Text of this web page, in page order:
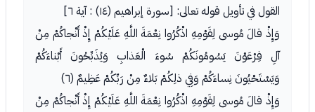
القول في تأويل قوله تعالى: [سورة إبراهيم (١٤) : آية ٦]
وَإِذْ قالَ مُوسى لِقَوْمِهِ اذْكُرُوا نِعْمَةَ اللَّهِ عَلَيْكُمْ إِذْ أَنْجاكُمْ مِنْ
آلِ فِرْعَوْنَ يَسُومُونَكُمْ سُوءَ الْعَذابِ وَيُذَبِّحُونَ أَبْناءَكُمْ
وَيَسْتَحْيُونَ نِساءَكُمْ وَفِي ذلِكُمْ بَلاءٌ مِنْ رَبِّكُمْ عَظِيمٌ (٦)
وَإِذْ قالَ مُوسى لِقَوْمِهِ اذْكُرُوا نِعْمَةَ اللَّهِ عَلَيْكُمْ إِذْ أَنْجاكُمْ مِنْ